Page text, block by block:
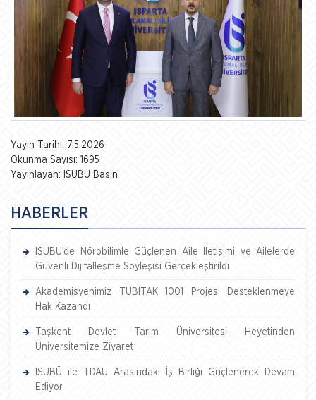
Yayın Tarihi: 7.5.2026
Okunma Sayısı: 1695
Yayınlayan: ISUBU Basın
HABERLER
ISUBÜ’de Nörobilimle Güçlenen Aile İletişimi ve Ailelerde
Güvenli Dijitalleşme Söyleşisi Gerçekleştirildi
Akademisyenimiz TÜBİTAK 1001 Projesi Desteklenmeye
Hak Kazandı
Taşkent Devlet Tarım Üniversitesi Heyetinden
Üniversitemize Ziyaret
ISUBÜ ile TDAU Arasındaki İş Birliği Güçlenerek Devam
Ediyor